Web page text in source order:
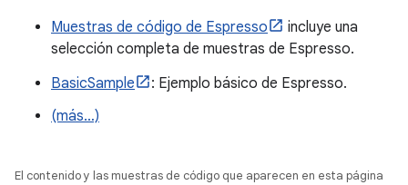
Muestras de código de Espresso
incluye una
selección completa de muestras de Espresso.
BasicSample
: Ejemplo básico de Espresso.
(más…)
El contenido y las muestras de código que aparecen en esta página